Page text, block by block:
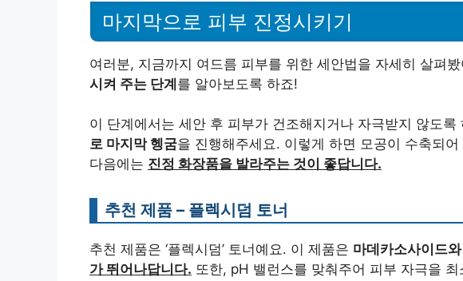
마지막으로 피부 진정시키기
여러분, 지금까지 여드름 피부를 위한 세안법을 자세히 살펴
시켜 주는 단계를 알아보도록 하죠!
이 단계에서는 세안 후 피부가 건조해지거나 자극받지 않도록
로 마지막 헹굼을 진행해주세요. 이렇게 하면 모공이 수축되
다음에는 진정 화장품을 발라주는 것이 좋답니다.
추천 제품 – 플렉시덤 토너
추천 제품은 ‘플렉시덤’ 토너예요. 이 제품은 마데카소사이드
가 뛰어나답니다. 또한, pH 밸런스를 맞춰주어 피부 자극을